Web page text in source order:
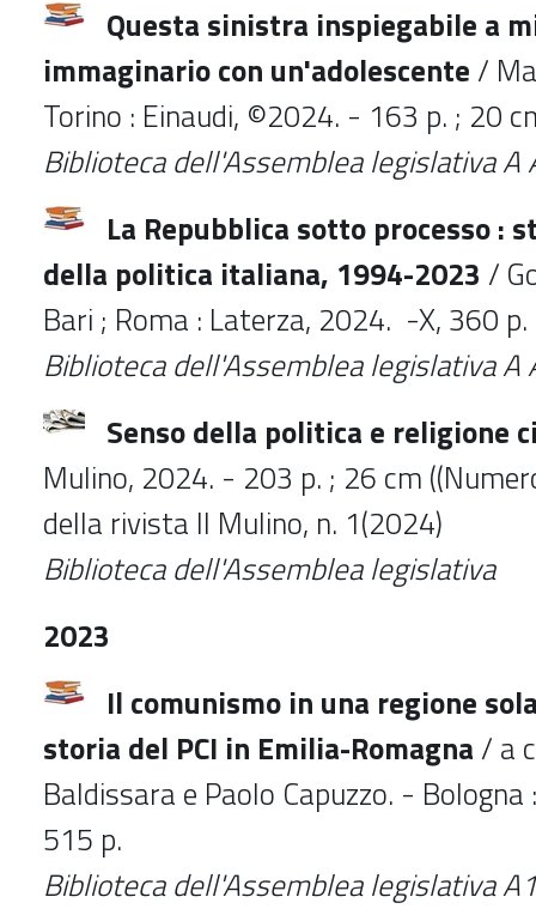
Questa sinistra inspiegabile a
immaginario con un'adolescente /
Torino : Einaudi, ©2024. - 163 p. ; 20
Bibliotecadell'Assemblea legislativaA
La Repubblica sotto processo :
della politica italiana, 1994-2023 /
Bari ; Roma : Laterza, 2024. -X, 360
Bibliotecadell'Assemblea legislativaA
Senso della politica e religione
Mulino, 2024. - 203 p. ; 26 cm
della rivista Il Mulino, n. 1(2024)
Bibliotecadell'Assemblea legislativa
2023
Il comunismo in una regione
storia del PCI in Emilia-Romagna / a
Baldissara e Paolo Capuzzo. -
515 p.
Bibliotecadell'Assemblea legislativa